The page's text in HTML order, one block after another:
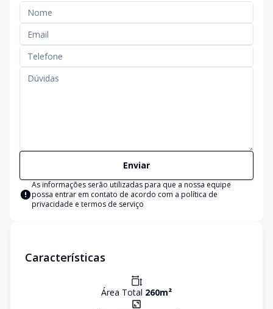
Enviar
As informações serão utilizadas para que a nossa equipe
possa entrar em contato de acordo com a política de
privacidade e termos de serviço
Características
Área Total 260m²